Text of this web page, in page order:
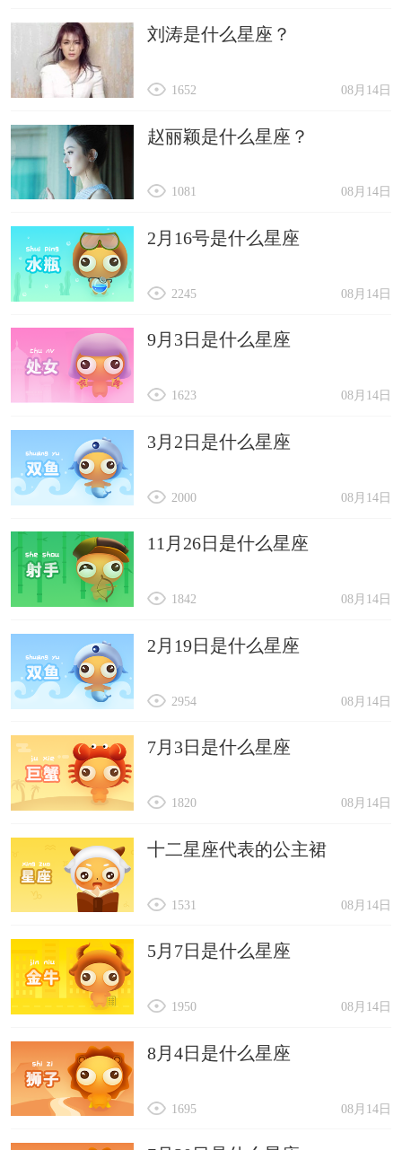
刘涛是什么星座？
08月14日
1652
赵丽颖是什么星座？
08月14日
1081
2月16号是什么星座
08月14日
2245
9月3日是什么星座
08月14日
1623
3月2日是什么星座
08月14日
2000
11月26日是什么星座
08月14日
1842
2月19日是什么星座
08月14日
2954
7月3日是什么星座
08月14日
1820
十二星座代表的公主裙
08月14日
1531
5月7日是什么星座
08月14日
1950
8月4日是什么星座
08月14日
1695